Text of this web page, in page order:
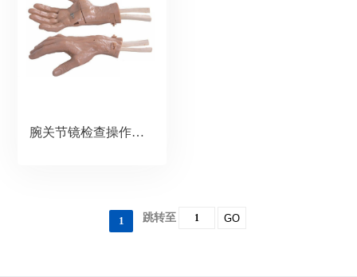
腕关节镜检查操作模型
1 跳转至 GO